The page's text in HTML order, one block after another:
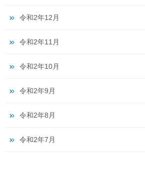
令和2年12月
令和2年11月
令和2年10月
令和2年9月
令和2年8月
令和2年7月